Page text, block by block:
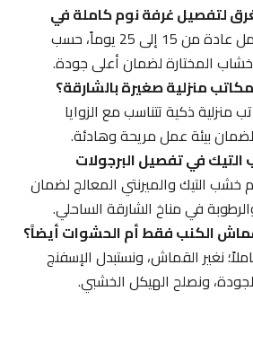
لتفصيل غرفة نوم كاملة في
يستغرق العمل عادة من 15 إلى 25 يوماً، حسب
المختارة لضمان أعلى جودة.
منزلية صغيرة بالشارقة؟
ذكية تتناسب مع الزوايا
بيئة عمل مريحة وهادئة.
في تفصيل البرجولات
التيك والميرنتي المعالج لضمان
في مناخ الشارقة الساحلي.
الكنب فقط أم الحشوات أيضاً؟
نغير القماش، ونستبدل الإسفنج
ونصلح الهيكل الخشبي.